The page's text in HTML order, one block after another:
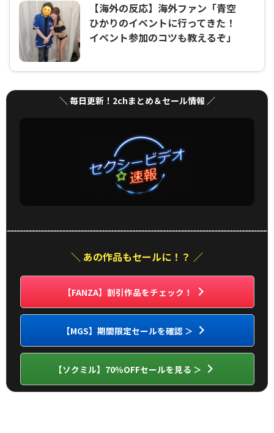
【海外の反応】海外ファン「青空
ひかりのイベントに行ってきた！
イベント参加のコツも教えるぞ」
＼ 毎日更新！2chまとめ＆セール情報 ／
＼ あの作品もセールに！？ ／
【FANZA】割引作品をチェック！
【MGS】期間限定セールを確認 ＞
【ソクミル】70％OFFセールを見る ＞